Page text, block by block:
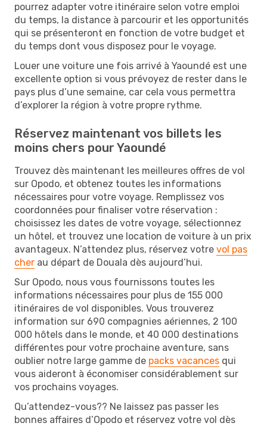
pourrez adapter votre itinéraire selon votre emploi
du temps, la distance à parcourir et les opportunités
qui se présenteront en fonction de votre budget et
du temps dont vous disposez pour le voyage.
Louer une voiture une fois arrivé à Yaoundé est une
excellente option si vous prévoyez de rester dans le
pays plus d’une semaine, car cela vous permettra
d’explorer la région à votre propre rythme.
Réservez maintenant vos billets les
moins chers pour Yaoundé
Trouvez dès maintenant les meilleures offres de vol
sur Opodo, et obtenez toutes les informations
nécessaires pour votre voyage. Remplissez vos
coordonnées pour finaliser votre réservation :
choisissez les dates de votre voyage, sélectionnez
un hôtel, et trouvez une location de voiture à un prix
avantageux. N’attendez plus, réservez votre vol pas
cher au départ de Douala dès aujourd’hui.
Sur Opodo, nous vous fournissons toutes les
informations nécessaires pour plus de 155 000
itinéraires de vol disponibles. Vous trouverez
information sur 690 compagnies aériennes, 2 100
000 hôtels dans le monde, et 40 000 destinations
différentes pour votre prochaine aventure, sans
oublier notre large gamme de packs vacances qui
vous aideront à économiser considérablement sur
vos prochains voyages.
Qu’attendez-vous?? Ne laissez pas passer les
bonnes affaires d’Opodo et réservez votre vol dès